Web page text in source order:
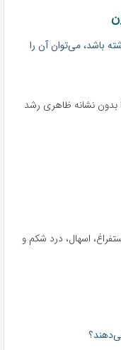
داشته باشد، می‌توان آن را
بدون نشانه ظاهری رشد
اسهال، درد شکم و